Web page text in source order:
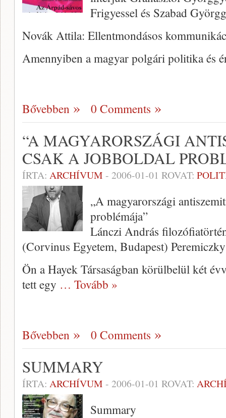
Frigyessel és Szabad
Novák Attila: Ellentmondásos
Amennyiben a magyar polgári politika és
Bővebben 0 Comments
“A MAGYARORSZÁGI
CSAK A JOBBOLDAL
ÍRTA: ARCHÍVUM - 2006-01-01 ROVAT:
„A magyarországi
problémája”
Lánczi András
(Corvinus Egyetem, Budapest)
Ön a Hayek Társaságban körül­belül két
tett egy … Tovább »
Bővebben 0 Comments
SUMMARY
ÍRTA: ARCHÍVUM - 2006-01-01 ROVAT:
Summary